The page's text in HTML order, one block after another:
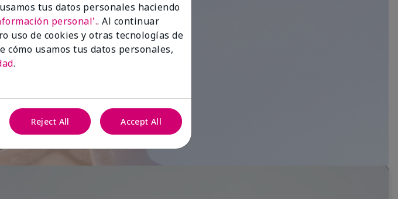
tus datos personales haciendo
personal'.. Al continuar
uso de cookies y otras tecnologías de
cómo usamos tus datos personales,
.
Reject All Accept All